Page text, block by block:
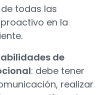
todas las
en la
de
: debe tener
realizar